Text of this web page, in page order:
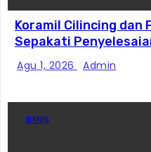
Koramil Cilincing dan
Sepakati
Dialog
Agu 1, 2026 Admin
BISNIS